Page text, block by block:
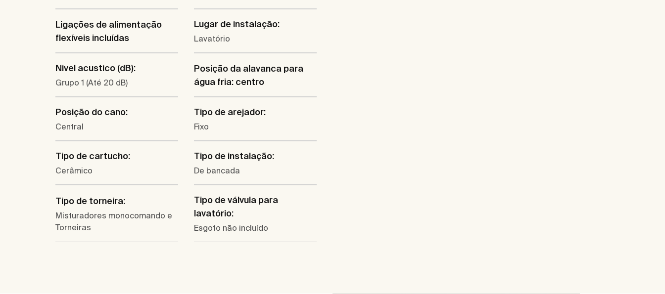
Ligações de alimentação
flexíveis incluídas
Lugar de instalação:
Lavatório
Nivel acustico (dB):
Grupo 1 (Até 20 dB)
Posição da alavanca para
água fria: centro
Posição do cano:
Central
Tipo de arejador:
Fixo
Tipo de cartucho:
Cerâmico
Tipo de instalação:
De bancada
Tipo de torneira:
Misturadores monocomando e
Torneiras
Tipo de válvula para
lavatório:
Esgoto não incluído